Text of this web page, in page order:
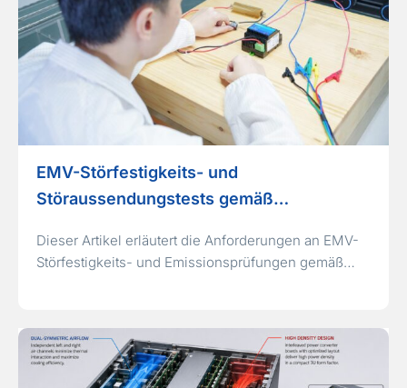
EMV-Störfestigkeits- und
Störaussendungstests gemäß…
Dieser Artikel erläutert die Anforderungen an EMV-
Störfestigkeits- und Emissionsprüfungen gemäß…